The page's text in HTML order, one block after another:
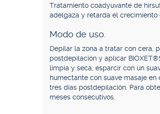
Tratamiento coadyuvante de
adelgaza y retarda el crecimiento
Modo de uso.
Depilar la zona a tratar con cera,
postdepilación y aplicar
limpia y seca, esparcir con un
humectante con suave masaje
tres días postdepilación. Para
meses consecutivos.